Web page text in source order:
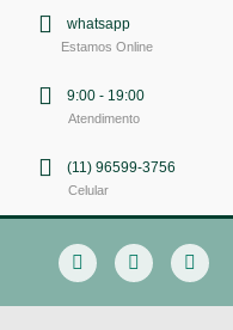
whatsapp
Estamos Online
9:00 - 19:00
Atendimento
(11) 96599-3756
Celular